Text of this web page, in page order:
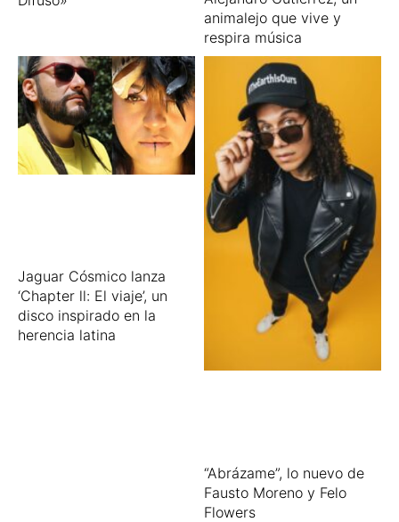
animalejo que vive y
respira música
Jaguar Cósmico lanza
‘Chapter ll: El viaje’, un
disco inspirado en la
herencia latina
“Abrázame”, lo nuevo de
Fausto Moreno y Felo
Flowers